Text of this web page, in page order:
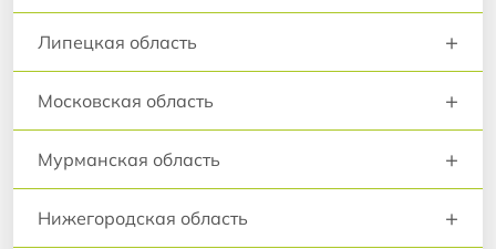
Липецкая область +
Московская область +
Мурманская область +
Нижегородская область +